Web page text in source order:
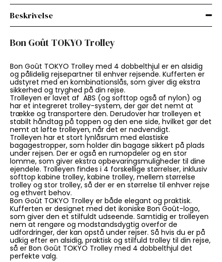
Beskrivelse
Bon Goût TOKYO Trolley
Bon Goût TOKYO Trolley med 4 dobbelthjul er en alsidig
og pålidelig rejsepartner til enhver rejsende. Kufferten er
udstyret med en kombinationslås, som giver dig ekstra
sikkerhed og tryghed på din rejse.
Trolleyen er lavet af ABS (og softtop også af nylon) og
har et integreret trolley-system, der gør det nemt at
trække og transportere den. Derudover har trolleyen et
stabilt håndtag på toppen og den ene side, hvilket gør det
nemt at løfte trolleyen, når det er nødvendigt.
Trolleyen har et stort lynlåsrum med elastiske
bagagestropper, som holder din bagage sikkert på plads
under rejsen. Der er også en rumopdeler og en stor
lomme, som giver ekstra opbevaringsmuligheder til dine
ejendele. Trolleyen findes i 4 forskellige størrelser, inklusiv
softtop kabine trolley, kabine trolley, mellem størrelse
trolley og stor trolley, så der er en størrelse til enhver rejse
og ethvert behov.
Bon Goût TOKYO Trolley er både elegant og praktisk.
Kufferten er designet med det ikoniske Bon Goût-logo,
som giver den et stilfuldt udseende. Samtidig er trolleyen
nem at rengøre og modstandsdygtig overfor de
udfordringer, der kan opstå under rejser. Så hvis du er på
udkig efter en alsidig, praktisk og stilfuld trolley til din rejse,
så er Bon Goût TOKYO Trolley med 4 dobbelthjul det
perfekte valg.